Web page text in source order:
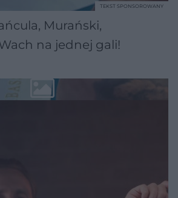
Murański,
na jednej gali!
TEKST SPONSOROWANY